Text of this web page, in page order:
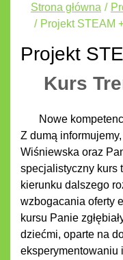
Strona główna
Projekt STEAM
Projekt
Kurs
Nowe
Z dumą
Wiśniewska oraz
specjalistyczny kurs
kierunku dalszego
wzbogacania oferty
kursu Panie
dziećmi, oparte na
eksperymentowaniu